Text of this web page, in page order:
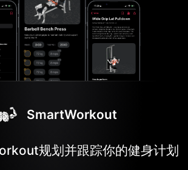
SmartWorkout
规划并跟踪你的健身计划